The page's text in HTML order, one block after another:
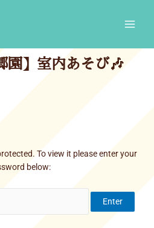
園】室内あそび🎶
To view it please enter your
below: